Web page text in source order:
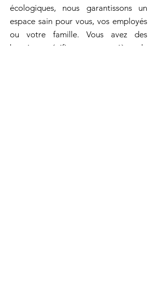
écologiques, nous garantissons un
espace sain pour vous, vos employés
ou votre famille. Vous avez des
besoins spécifiques en matière de